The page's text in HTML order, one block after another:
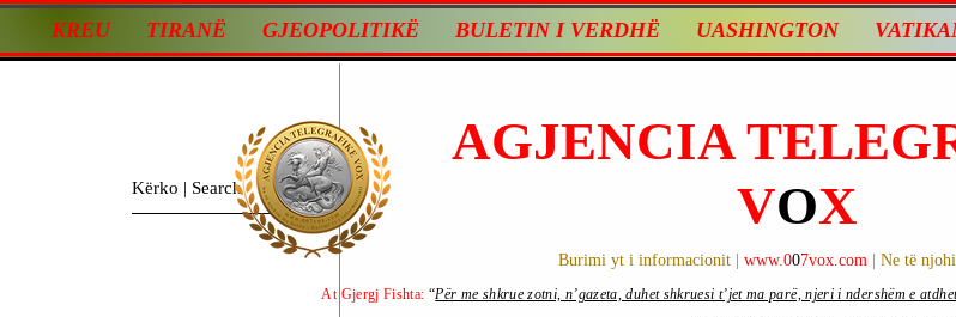
KREU TIRANË GJEOPOLITIKË BULETIN I VERDHË UASHINGTON
AGJENCIA
VOX
Burimi yt i informacionit | www.007vox.com | Ne të
At Gjergj Fishta: “Për me shkrue zotni, n’gazeta, duhet shkruesi t’jet ma parë, njeri i ndershëm e